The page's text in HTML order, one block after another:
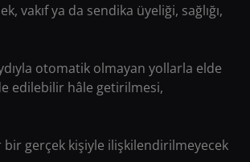
vakıf ya da sendika üyeliği, sağlığı,
otomatik olmayan yollarla elde
edilebilir hâle getirilmesi,
gerçek kişiyle ilişkilendirilmeyecek